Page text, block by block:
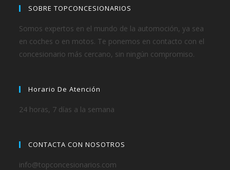
SOBRE TOPCONCESIONARIOS
Somos expertos en el mundo de la automoción, ya sea
en coches o en motos. Te ponemos en contacto con el
concesionario más cercano, sin ningún compromiso.
Horario De Atención
24 horas, 7 días a la semana
CONTACTA CON NOSOTROS
info@topconcesionarios.com